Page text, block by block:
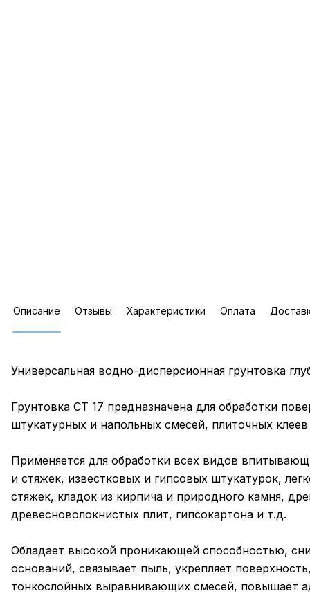
Описание Отзывы Характеристики Оплата
Универсальная водно-дисперсионная грунтовка
Грунтовка CT 17 предназначена для обработки
штукатурных и напольных смесей, плиточных
Применяется для обработки всех видов
и стяжек, известковых и гипсовых штукатурок,
стяжек, кладок из кирпича и природного камня,
древесноволокнистых плит, гипсокартона и т.д.
Обладает высокой проникающей способностью,
оснований, связывает пыль, укрепляет
тонкослойных выравнивающих смесей, повышает